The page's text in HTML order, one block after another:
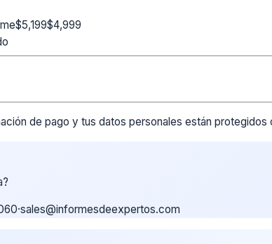
$5,199$4,999
de pago y tus datos personales están
·sales@informesdeexpertos.com